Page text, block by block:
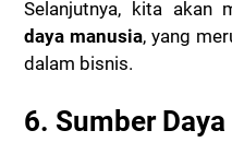
Selanjutnya, kita akan
daya manusia, yang
dalam bisnis.
6. Sumber